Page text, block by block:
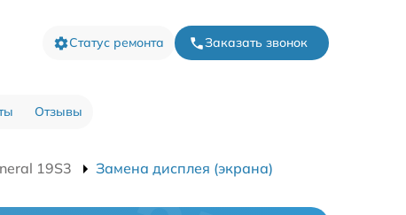
Статус ремонта Заказать звонок
Отзывы
19S3 Замена дисплея (экрана)